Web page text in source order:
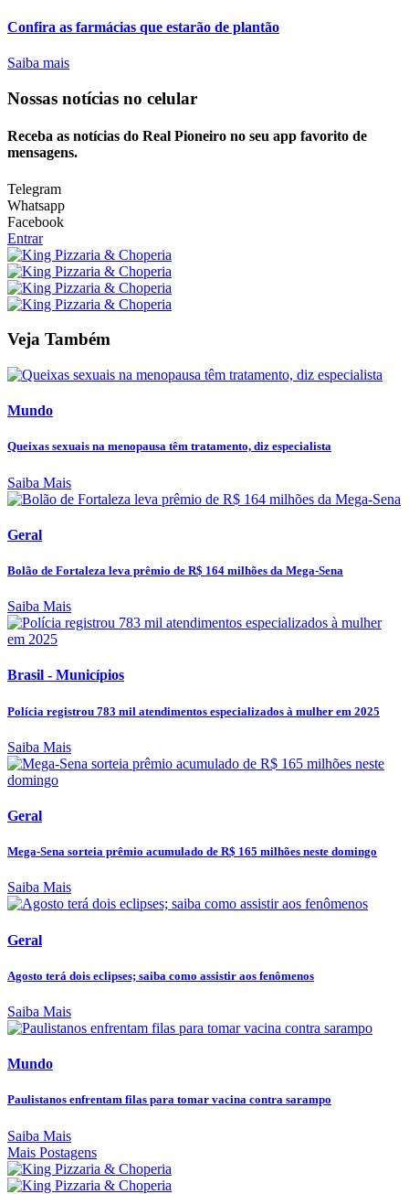
Confira as farmácias que estarão de plantão
Saiba mais
Nossas notícias no celular
Receba as notícias do Real Pioneiro no seu app favorito de
mensagens.
Telegram
Whatsapp
Facebook
Entrar
Veja Também
Mundo
Queixas sexuais na menopausa têm tratamento, diz especialista
Saiba Mais
Geral
Bolão de Fortaleza leva prêmio de R$ 164 milhões da Mega-Sena
Saiba Mais
Brasil - Municípios
Polícia registrou 783 mil atendimentos especializados à mulher em 2025
Saiba Mais
Geral
Mega-Sena sorteia prêmio acumulado de R$ 165 milhões neste domingo
Saiba Mais
Geral
Agosto terá dois eclipses; saiba como assistir aos fenômenos
Saiba Mais
Mundo
Paulistanos enfrentam filas para tomar vacina contra sarampo
Saiba Mais
Mais Postagens